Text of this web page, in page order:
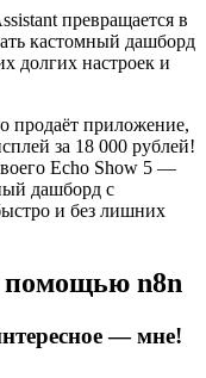
превращается в
кастомный дашборд
долгих настроек и
продаёт приложение,
за 18 000 рублей!
Echo Show 5 —
дашборд с
и без лишних
помощью n8n
— мне!